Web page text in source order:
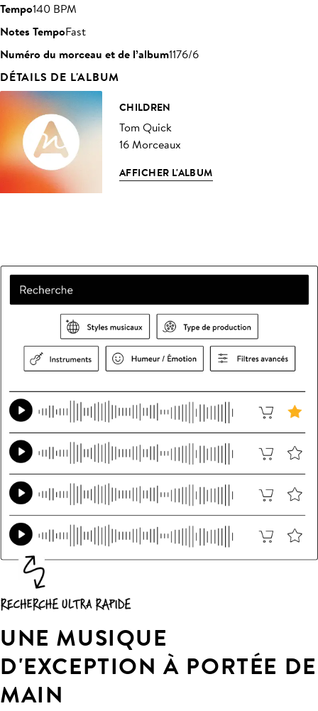
Tempo140 BPM
Notes TempoFast
Numéro du morceau et de l’album1176/6
DÉTAILS DE L'ALBUM
CHILDREN
Tom Quick
16 Morceaux
AFFICHER L'ALBUM
UNE MUSIQUE
D'EXCEPTION À PORTÉE DE
MAIN